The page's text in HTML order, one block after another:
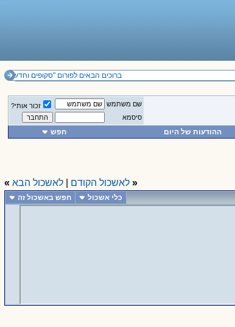
ברוכים הבאים לפורום "סקופים וחדשות".
שם משתמש
זכור אותי?
סיסמא
ההודעות של היום חפש
« לאשכול הקודם לאשכול הבא »
כלי אשכול חפש באשכול זה